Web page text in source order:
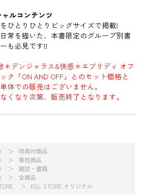
ルコンテンツ
ひとりひとりビッグサイズで掲載!
常を描いた、本書限定のグループ別書
も必見です!!
＊デンジャラス&快感＊エブリディ オフ
ク「ON AND OFF」とのセット価格と
体での販売はございません。
くなり次第、販売終了となります。
特典付商品
専売商品
雑誌・書籍
全商品
KGL STORE オリジナル